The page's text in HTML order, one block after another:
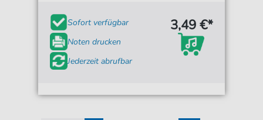
Sofort verfügbar
Noten drucken
Jederzeit abrufbar
3,49 €*